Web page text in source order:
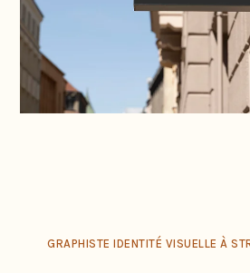
GRAPHISTE IDENTITÉ VISUELLE À